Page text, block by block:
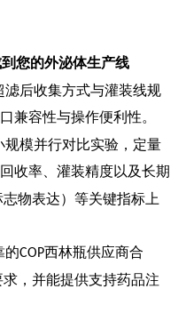
您的外泌体生产线
滤后收集方式与灌装线规
兼容性与操作便利性。
规模并行对比实验，定量
收率、灌装精度以及长期
物表达）等关键指标上
的COP西林瓶供应商合
求，并能提供支持药品注